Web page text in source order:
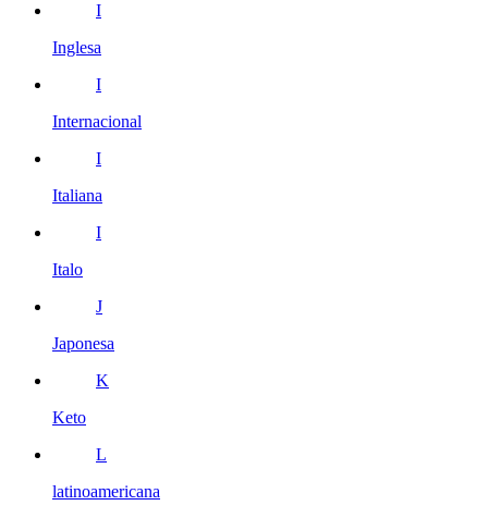
I
Inglesa
I
Internacional
I
Italiana
I
Italo
J
Japonesa
K
Keto
L
latinoamericana